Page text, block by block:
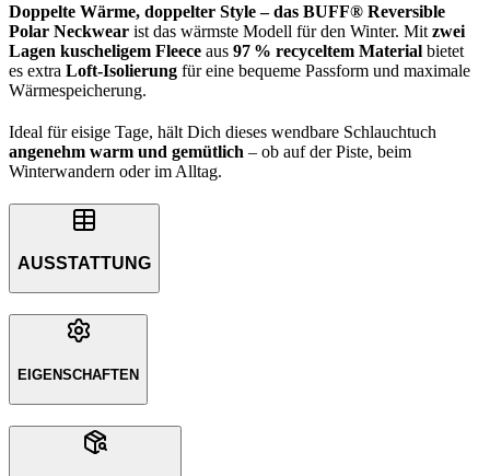
Doppelte Wärme, doppelter Style – das BUFF® Reversible
Polar Neckwear ist das wärmste Modell für den Winter. Mit zwei
Lagen kuscheligem Fleece aus 97 % recyceltem Material bietet
es extra Loft-Isolierung für eine bequeme Passform und maximale
Wärmespeicherung.
Ideal für eisige Tage, hält Dich dieses wendbare Schlauchtuch
angenehm warm und gemütlich – ob auf der Piste, beim
Winterwandern oder im Alltag.
AUSSTATTUNG
EIGENSCHAFTEN